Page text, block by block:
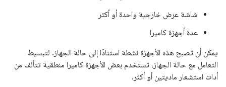
شاشة عرض خارجية واحدة أو أكثر
عدة أجهزة كاميرا
يمكن أن تصبح هذه الأجهزة نشطة استنادًا إلى حالة الجهاز. لتبسيط
التعامل مع حالة الجهاز، تستخدم بعض الأجهزة كاميرا منطقية تتألف من
أدات استشعار ماديتين أو أكثر.